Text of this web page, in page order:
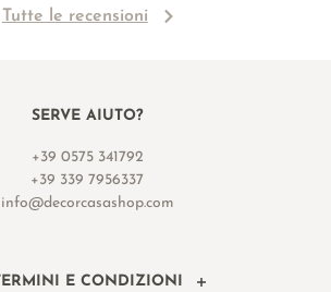
Tutte le recensioni
SERVE AIUTO?
+39 0575 341792
+39 339 7956337
info@decorcasashop.com
E CONDIZIONI